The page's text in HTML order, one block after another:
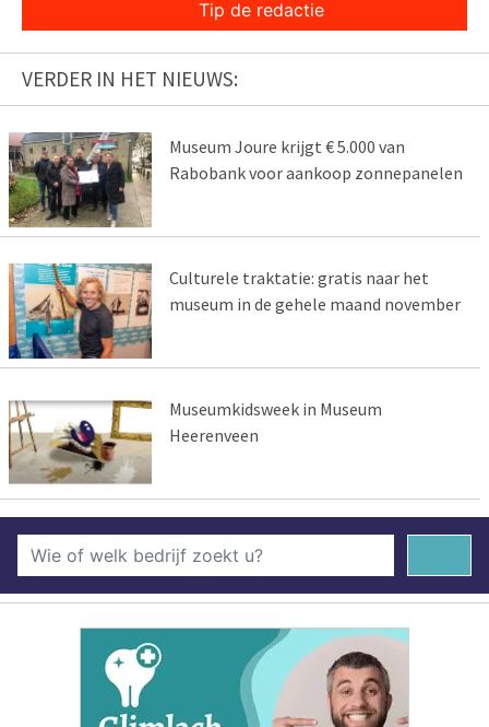
Tip de redactie
VERDER IN HET NIEUWS:
Museum Joure krijgt € 5.000 van
Rabobank voor aankoop zonnepanelen
Culturele traktatie: gratis naar het
museum in de gehele maand november
Museumkidsweek in Museum
Heerenveen